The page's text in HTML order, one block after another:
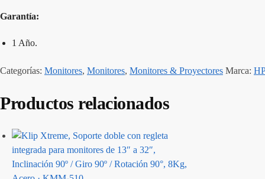
Garantía:
1 Año.
Categorías: Monitores, Monitores, Monitores & Proyectores Marca:
Productos relacionados